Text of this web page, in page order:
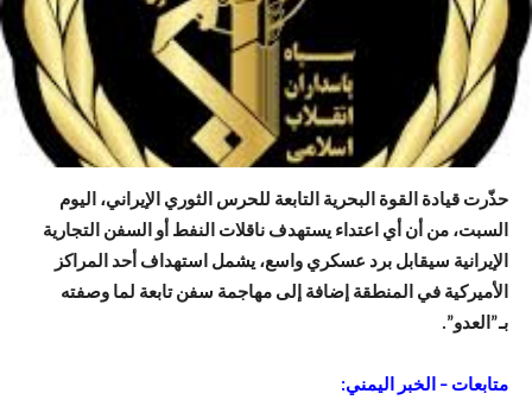
حذّرت قيادة القوة البحرية التابعة للحرس الثوري الإيراني، اليوم
السبت، من أن أي اعتداء يستهدف ناقلات النفط أو السفن التجارية
الإيرانية سيقابل برد عسكري واسع، يشمل استهداف أحد المراكز
الأميركية في المنطقة إضافة إلى مهاجمة سفن تابعة لما وصفته
بـ”العدو”.
متابعات – الخبر اليمني: